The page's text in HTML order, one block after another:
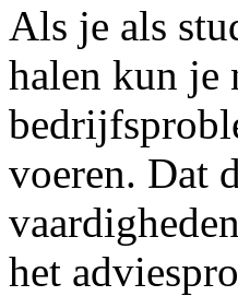
Als je als
halen kun je
voeren. Dat
het